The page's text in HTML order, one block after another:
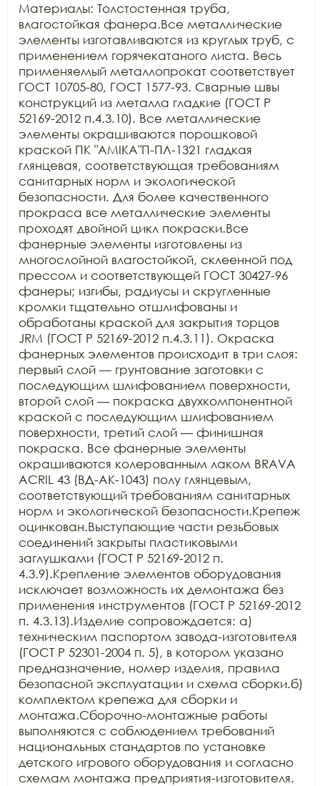
Материалы: Толстостенная труба,
влагостойкая фанера.Все металлические
элементы изготавливаются из круглых труб, с
применением горячекатаного листа. Весь
применяемый металлопрокат соответствует
ГОСТ 10705-80, ГОСТ 1577-93. Сварные швы
конструкций из металла гладкие (ГОСТ Р
52169-2012 п.4.3.10). Все металлические
элементы окрашиваются порошковой
краской ПК "АМIKA"П-ПЛ-1321 гладкая
глянцевая, соответствующая требованиям
санитарных норм и экологической
безопасности. Для более качественного
прокраса все металлические элементы
проходят двойной цикл покраски.Все
фанерные элементы изготовлены из
многослойной влагостойкой, склеенной под
прессом и соответствующей ГОСТ 30427-96
фанеры; изгибы, радиусы и скругленные
кромки тщательно отшлифованы и
обработаны краской для закрытия торцов
JRM (ГОСТ Р 52169-2012 п.4.3.11). Окраска
фанерных элементов происходит в три слоя:
первый слой — грунтование заготовки с
последующим шлифованием поверхности,
второй слой — покраска двухкомпонентной
краской с последующим шлифованием
поверхности, третий слой — финишная
покраска. Все фанерные элементы
окрашиваются колерованным лаком BRAVA
ACRIL 43 (ВД-АК-1043) полу глянцевым,
соответствующий требованиям санитарных
норм и экологической безопасности.Крепеж
оцинкован.Выступающие части резьбовых
соединений закрыты пластиковыми
заглушками (ГОСТ Р 52169-2012 п.
4.3.9).Крепление элементов оборудования
исключает возможность их демонтажа без
применения инструментов (ГОСТ Р 52169-2012
п. 4.3.13).Изделие сопровождается: а)
техническим паспортом завода-изготовителя
(ГОСТ Р 52301-2004 п. 5), в котором указано
предназначение, номер изделия, правила
безопасной эксплуатации и схема сборки.б)
комплектом крепежа для сборки и
монтажа.Сборочно-монтажные работы
выполняются с соблюдением требований
национальных стандартов по установке
детского игрового оборудования и согласно
схемам монтажа предприятия-изготовителя.